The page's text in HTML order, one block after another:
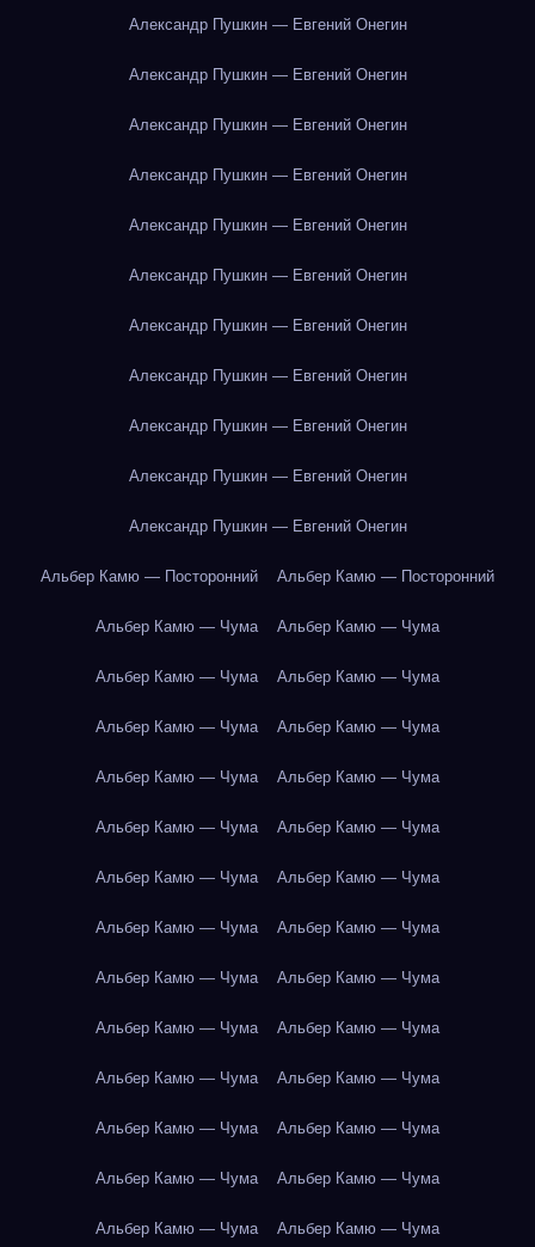
Александр Пушкин — Евгений Онегин
Александр Пушкин — Евгений Онегин
Александр Пушкин — Евгений Онегин
Александр Пушкин — Евгений Онегин
Александр Пушкин — Евгений Онегин
Александр Пушкин — Евгений Онегин
Александр Пушкин — Евгений Онегин
Александр Пушкин — Евгений Онегин
Александр Пушкин — Евгений Онегин
Александр Пушкин — Евгений Онегин
Александр Пушкин — Евгений Онегин
Альбер Камю — Посторонний Альбер Камю — Посторонний
Альбер Камю — Чума Альбер Камю — Чума
Альбер Камю — Чума Альбер Камю — Чума
Альбер Камю — Чума Альбер Камю — Чума
Альбер Камю — Чума Альбер Камю — Чума
Альбер Камю — Чума Альбер Камю — Чума
Альбер Камю — Чума Альбер Камю — Чума
Альбер Камю — Чума Альбер Камю — Чума
Альбер Камю — Чума Альбер Камю — Чума
Альбер Камю — Чума Альбер Камю — Чума
Альбер Камю — Чума Альбер Камю — Чума
Альбер Камю — Чума Альбер Камю — Чума
Альбер Камю — Чума Альбер Камю — Чума
Альбер Камю — Чума Альбер Камю — Чума